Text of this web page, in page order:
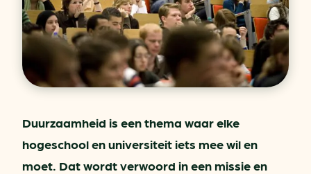
Duurzaamheid is een thema waar elke
hogeschool en universiteit iets mee wil en
moet. Dat wordt verwoord in een missie en